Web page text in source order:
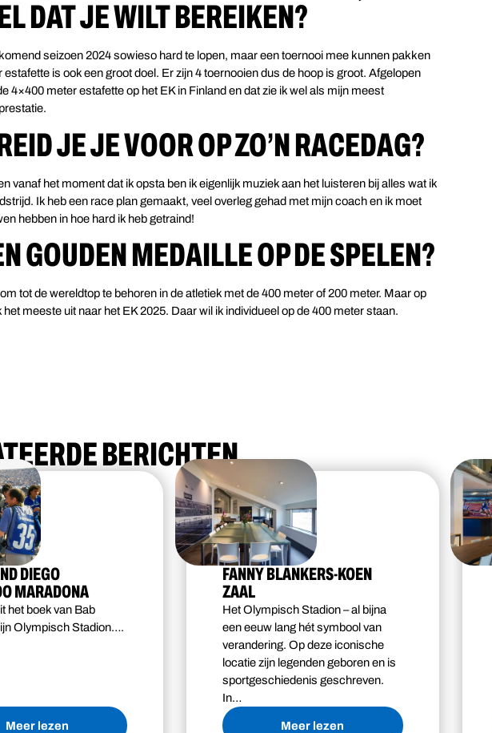
DAT JE WILT BEREIKEN?
seizoen 2024 sowieso hard te lopen, maar een toernooi mee kunnen pakken
estafette is ook een groot doel. Er zijn 4 toernooien dus de hoop is groot. Afgelopen
4×400 meter estafette op het EK in Finland en dat zie ik wel als mijn meest
JE JE VOOR OP ZO’N RACEDAG?
vanaf het moment dat ik opsta ben ik eigenlijk muziek aan het luisteren bij alles wat ik
Ik heb een race plan gemaakt, veel overleg gehad met mijn coach en ik moet
hebben in hoe hard ik heb getraind!
GOUDEN MEDAILLE OP DE SPELEN?
tot de wereldtop te behoren in de atletiek met de 400 meter of 200 meter. Maar op
het meeste uit naar het EK 2025. Daar wil ik individueel op de 400 meter staan.
BERICHTEN
DIEGO
MARADONA
het boek van Bab
Olympisch Stadion….
Meer lezen
FANNY BLANKERS-KOEN
ZAAL
Het Olympisch Stadion – al bijna
een eeuw lang hét symbool van
verandering. Op deze iconische
locatie zijn legenden geboren en is
sportgeschiedenis geschreven.
In…
Meer lezen